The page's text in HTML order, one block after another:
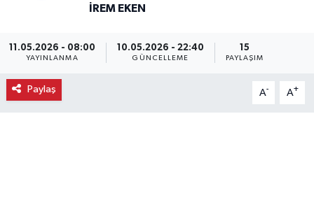
İREM EKEN
11.05.2026 - 08:00
YAYINLANMA
10.05.2026 - 22:40
GÜNCELLEME
15
PAYLAŞIM
Paylaş A- A+
Dünya
Eğitim
Son Dakika Haberleri
Haber Arşivi